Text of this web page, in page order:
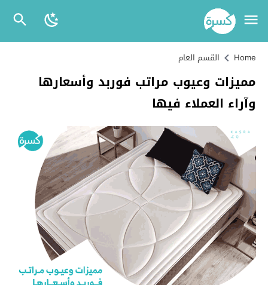
Home القسم العام
مميزات وعيوب مراتب فوربد وأسعارها
وآراء العملاء فيها